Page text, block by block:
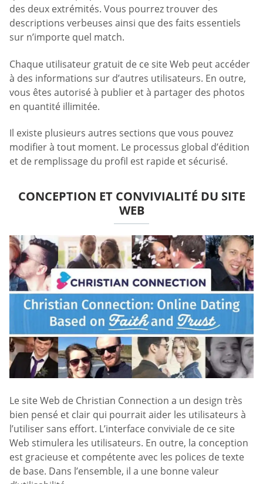
des deux extrémités. Vous pourrez trouver des
descriptions verbeuses ainsi que des faits essentiels
sur n’importe quel match.
Chaque utilisateur gratuit de ce site Web peut accéder
à des informations sur d’autres utilisateurs. En outre,
vous êtes autorisé à publier et à partager des photos
en quantité illimitée.
Il existe plusieurs autres sections que vous pouvez
modifier à tout moment. Le processus global d’édition
et de remplissage du profil est rapide et sécurisé.
CONCEPTION ET CONVIVIALITÉ DU SITE
WEB
Le site Web de Christian Connection a un design très
bien pensé et clair qui pourrait aider les utilisateurs à
l’utiliser sans effort. L’interface conviviale de ce site
Web stimulera les utilisateurs. En outre, la conception
est gracieuse et compétente avec les polices de texte
de base. Dans l’ensemble, il a une bonne valeur